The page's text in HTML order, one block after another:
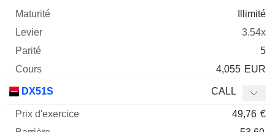
Illimité
3.54x
5
4,055 EUR
DX51S CALL
49,76 €